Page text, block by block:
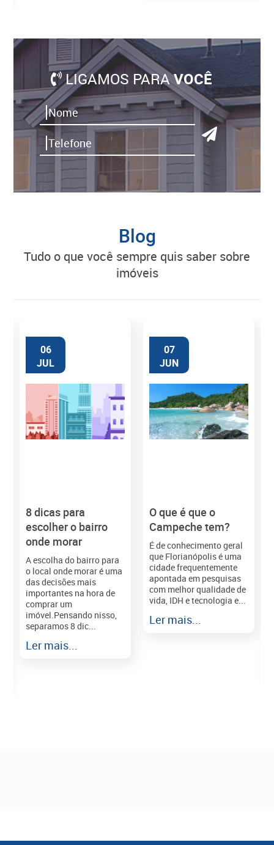
LIGAMOS PARAVOCÊ
Blog
tudo o que você sempre quis saber sobre
imóveis
06
JUL
8 dicas para
escolher o bairro
onde morar
A escolha do bairro para
o local onde morar é uma
das decisões mais
importantes na hora de
comprar um
imóvel.Pensando nisso,
separamos 8 dic...
Ler mais...
07
JUN
O que é que o
Campeche tem?
É de conhecimento geral
que Florianópolis é uma
cidade frequentemente
apontada em pesquisas
com melhor qualidade de
vida, IDH e tecnologia e...
Ler mais...